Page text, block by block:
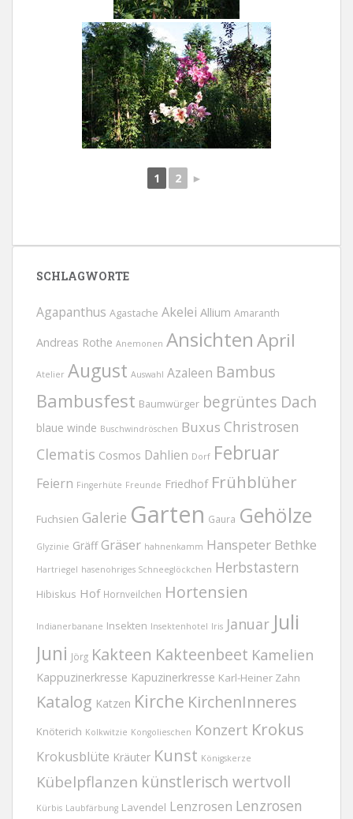
1 2 ►
SCHLAGWORTE
Agapanthus Agastache Akelei Allium Amaranth
Andreas Rothe Anemonen AnsichtenApril
Atelier August Auswahl Azaleen Bambus
Bambusfest Baumwürger begrüntes Dach
blaue winde Buschwindröschen Buxus Christrosen
Clematis Cosmos Dahlien Dorf Februar
Feiern Fingerhüte Freunde Friedhof Frühblüher
Fuchsien Galerie Garten Gaura Gehölze
Glyzinie Gräff Gräser hahnenkamm Hanspeter Bethke
Hartriegel hasenohriges Schneeglöckchen Herbstastern
Hibiskus Hof Hornveilchen Hortensien
Indianerbanane Insekten Insektenhotel Iris Januar Juli
Juni Jörg Kakteen Kakteenbeet Kamelien
Kappuzinerkresse Kapuzinerkresse Karl-Heiner Zahn
Katalog Katzen Kirche KirchenInneres
Knöterich Kolkwitzie Kongolieschen Konzert Krokus
Krokusblüte Kräuter Kunst Königskerze
Kübelpflanzen künstlerisch wertvoll
Kürbis Laubfärbung Lavendel Lenzrosen Lenzrosen